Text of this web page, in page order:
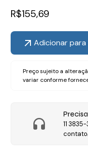
R$155,69
Adicionar
Preço sujeito a
variar conforme
11